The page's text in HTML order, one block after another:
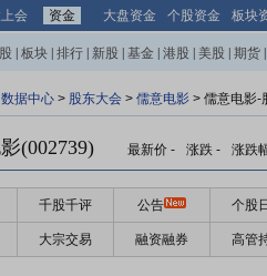
会 资金 大盘资金 个股资金 板块
板块 排行 新股 基金 港股 美股 期货
数据中心 > 股东大会 > 儒意电影 > 儒意电影-
(002739) 最新价 - 涨跌 - 涨跌
千股千评 公告 个股
大宗交易 融资融券 高管